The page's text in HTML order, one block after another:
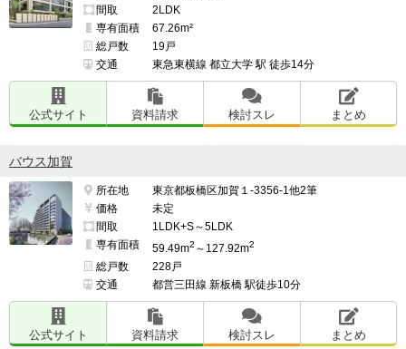
間取
2LDK
専有面積
67.26m²
総戸数
19戸
交通
東急東横線 都立大学 駅 徒歩14分
公式サイト 資料請求 検討スレ まとめ
バウス加賀
所在地
東京都板橋区加賀１-3356-1他2筆
価格
未定
間取
1LDK+S～5LDK
専有面積
59.49m2 ～127.92m2
総戸数
228戸
交通
都営三田線 新板橋 駅徒歩10分
公式サイト 資料請求 検討スレ まとめ